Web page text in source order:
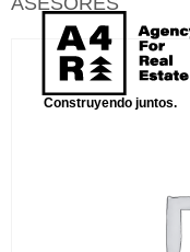
Construyendo juntos.